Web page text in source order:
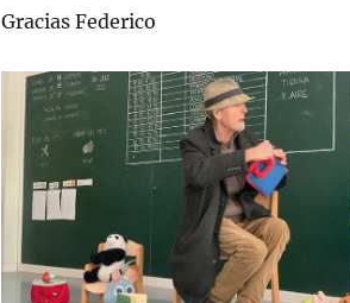
Gracias Federico